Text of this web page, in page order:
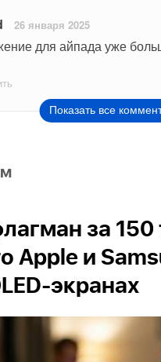
26 января 2025
для айпада уже
Показать все
за
Apple и
экранах